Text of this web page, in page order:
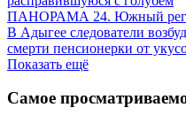
ПАНОРАМА 24. Южный
В Адыгее следователи
смерти пенсионерки от
Показать ещё
Самое